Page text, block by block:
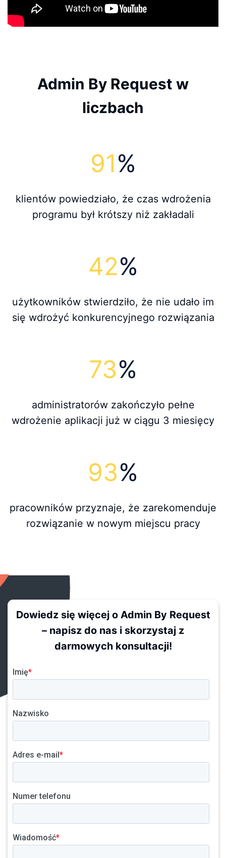
Admin By Request w
liczbach
92%
klientów powiedziało, że czas wdrożenia
programu był krótszy niż zakładali
42%
użytkowników stwierdziło, że nie udało im
się wdrożyć konkurencyjnego rozwiązania
73%
administratorów zakończyło pełne
wdrożenie aplikacji już w ciągu 3 miesięcy
94%
pracowników przyznaje, że zarekomenduje
rozwiązanie w nowym miejscu pracy
Dowiedz się więcej o Admin By Request
– napisz do nas i skorzystaj z
darmowych konsultacji!